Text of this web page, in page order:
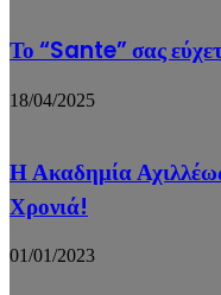
Το “Sante” σας
18/04/2025
Η Ακαδημία
Χρονιά!
01/01/2023